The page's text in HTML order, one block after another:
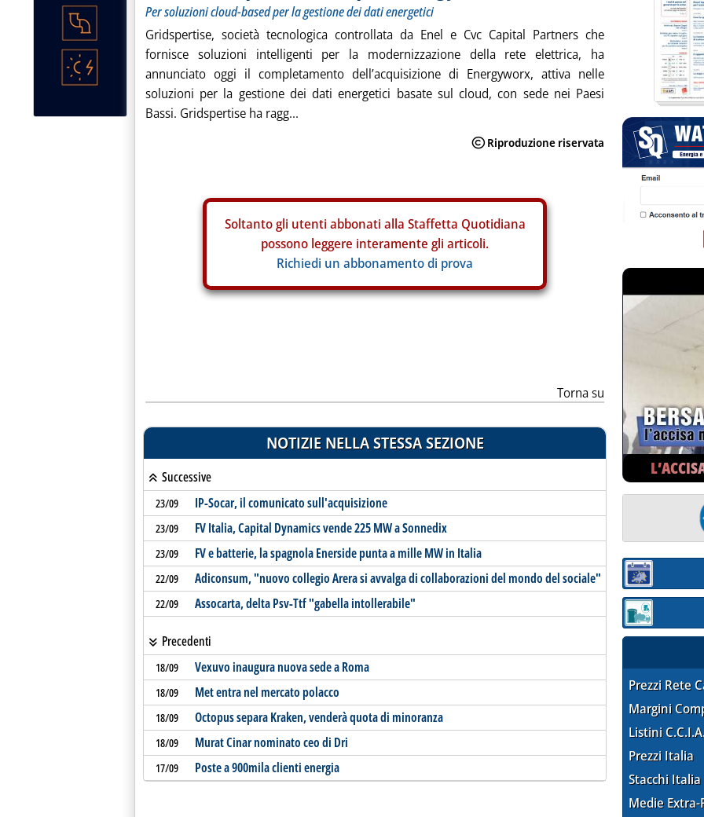
Per soluzioni cloud-based per la gestione dei dati energetici
Gridspertise, società tecnologica controllata da Enel e Cvc Capital Partners che
fornisce soluzioni intelligenti per la modernizzazione della rete elettrica, ha
annunciato oggi il completamento dell’acquisizione di Energyworx, attiva nelle
soluzioni per la gestione dei dati energetici basate sul cloud, con sede nei Paesi
Bassi. Gridspertise ha ragg...
Soltanto gli utenti abbonati alla Staffetta Quotidiana
possono leggere interamente gli articoli.
Richiedi un abbonamento di prova
Torna su
NOTIZIE NELLA STESSA SEZIONE
Successive
23/09 IP-Socar, il comunicato sull'acquisizione
23/09 FV Italia, Capital Dynamics vende 225 MW a Sonnedix
23/09 FV e batterie, la spagnola Enerside punta a mille MW in Italia
22/09 Adiconsum, "nuovo collegio Arera si avvalga di collaborazioni del mondo del sociale"
22/09 Assocarta, delta Psv-Ttf "gabella intollerabile"
Precedenti
18/09 Vexuvo inaugura nuova sede a Roma
18/09 Met entra nel mercato polacco
18/09 Octopus separa Kraken, venderà quota di minoranza
18/09 Murat Cinar nominato ceo di Dri
17/09 Poste a 900mila clienti energia
Sezione:
Sezione:
Prezzi Rete
Margini
Listini
Prezzi Italia
Stacchi Italia
Medie Extra-